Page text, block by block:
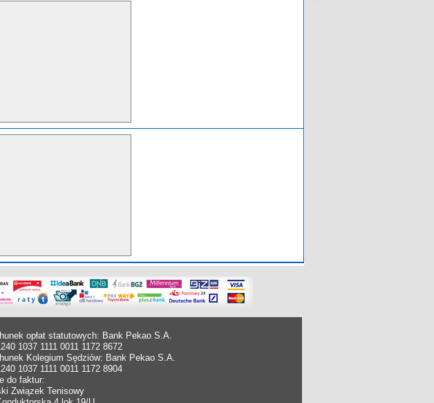
opłat statutowych: Bank Pekao S.A.
1037 1111 0011 1172 8672
Kolegium Sędziów: Bank Pekao S.A.
1037 1111 0011 1172 8904
do faktur:
Związek Tenisowy